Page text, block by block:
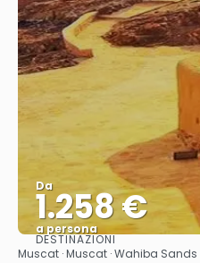
Da
1.258 €
a persona
DESTINAZIONI
Muscat · Muscat · Wahiba Sands